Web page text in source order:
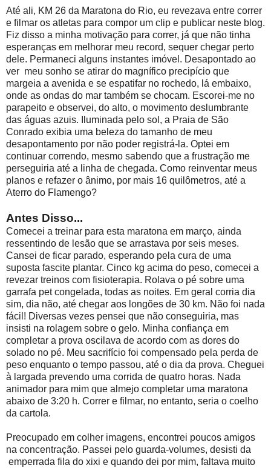
Até ali, KM 26 da Maratona do Rio, eu revezava entre correr
e filmar os atletas para compor um clip e publicar neste blog.
Fiz disso a minha motivação para correr, já que não tinha
esperanças em melhorar meu record, sequer chegar perto
dele. Permaneci alguns instantes imóvel. Desapontado ao
ver meu sonho se atirar do magnífico precipício que
margeia a avenida e se espatifar no rochedo, lá embaixo,
onde as ondas do mar também se chocam. Escorei-me no
parapeito e observei, do alto, o movimento deslumbrante
das águas azuis. Iluminada pelo sol, a Praia de São
Conrado exibia uma beleza do tamanho de meu
desapontamento por não poder registrá-la. Optei em
continuar correndo, mesmo sabendo que a frustração me
perseguiria até a linha de chegada. Como reinventar meus
planos e refazer o ânimo, por mais 16 quilômetros, até a
Aterro do Flamengo?
Antes Disso...
Comecei a treinar para esta maratona em março, ainda
ressentindo de lesão que se arrastava por seis meses.
Cansei de ficar parado, esperando pela cura de uma
suposta fascite plantar. Cinco kg acima do peso, comecei a
revezar treinos com fisioterapia. Rolava o pé sobre uma
garrafa pet congelada, todas as noites. Em geral corria dia
sim, dia não, até chegar aos longões de 30 km. Não foi nada
fácil! Diversas vezes pensei que não conseguiria, mas
insisti na rolagem sobre o gelo. Minha confiança em
completar a prova oscilava de acordo com as dores do
solado no pé. Meu sacrifício foi compensado pela perda de
peso enquanto o tempo passou, até o dia da prova. Cheguei
à largada prevendo uma corrida de quatro horas. Nada
animador para mim que almejo completar uma maratona
abaixo de 3:20 h. Correr e filmar, no entanto, seria o coelho
da cartola.
Preocupado em colher imagens, encontrei poucos amigos
na concentração. Passei pelo guarda-volumes, desisti da
emperrada fila do xixi e quando dei por mim, faltava muito